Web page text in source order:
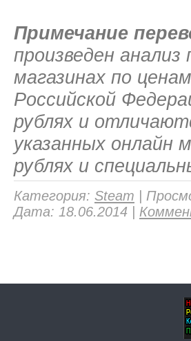
Примечание
произведен
магазинах по
Российской
рублях и
указанных онлайн
рублях и
Категория: Steam
Дата: 18.06.2014